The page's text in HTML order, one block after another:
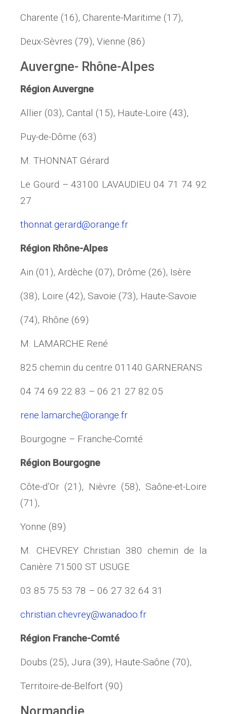
Charente (16), Charente-Maritime (17),
Deux-Sèvres (79), Vienne (86)
Auvergne- Rhône-Alpes
Région Auvergne
Allier (03), Cantal (15), Haute-Loire (43),
Puy-de-Dôme (63)
M. THONNAT Gérard
Le Gourd – 43100 LAVAUDIEU 04 71 74 92
27
thonnat.gerard@orange.fr
Région Rhône-Alpes
Ain (01), Ardèche (07), Drôme (26), Isère
(38), Loire (42), Savoie (73), Haute-Savoie
(74), Rhône (69)
M. LAMARCHE René
825 chemin du centre 01140 GARNERANS
04 74 69 22 83 – 06 21 27 82 05
rene.lamarche@orange.fr
Bourgogne – Franche-Comté
Région Bourgogne
Côte-d’Or (21), Nièvre (58), Saône-et-Loire
(71),
Yonne (89)
M. CHEVREY Christian 380 chemin de la
Canière 71500 ST USUGE
03 85 75 53 78 – 06 27 32 64 31
christian.chevrey@wanadoo.fr
Région Franche-Comté
Doubs (25), Jura (39), Haute-Saône (70),
Territoire-de-Belfort (90)